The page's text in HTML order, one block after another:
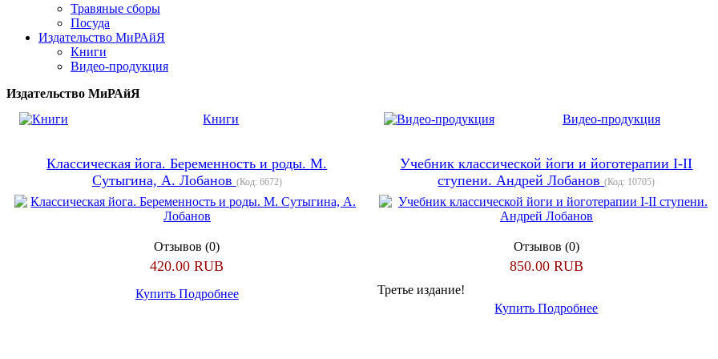
Травяные сборы
Посуда
Издательство МиРАйЯ
Книги
Видео-продукция
Издательство МиРАйЯ
Книги
Видео-продукция
Классическая йога. Беременность и роды. М.
Сутыгина, А. Лобанов (Код: 6672)
Отзывов (0)
420.00 RUB
Купить Подробнее
Учебник классической йоги и йоготерапии I-II
ступени. Андрей Лобанов(Код: 10705)
Отзывов (0)
850.00 RUB
Третье издание!
КупитьПодробнее